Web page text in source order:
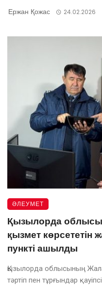
Ержан Қожас 24.02.2026
ӘЛЕУМЕТ
Қызылорда
қызмет көрсететін
пункті ашылды
Қызылорда облысының
тәртіп пен тұрғындар